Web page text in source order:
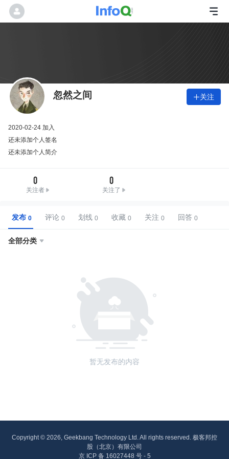
忽然之间 关注
2020-02-24 加入
还未添加个人签名
还未添加个人简介
0
关注者
0
关注了
发布 评论 划线 收藏 关注 回答
全部分类 
暂无发布的内容
Copyright © 2026, Geekbang Technology Ltd. All rights reserved. 极客邦控
股（北京）有限公司
京 ICP 备 16027448 号 - 5